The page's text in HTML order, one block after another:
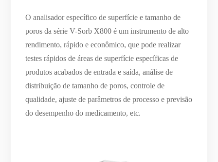
O analisador específico de superfície e tamanho de
poros da série V-Sorb X800 é um instrumento de alto
rendimento, rápido e econômico, que pode realizar
testes rápidos de áreas de superfície específicas de
produtos acabados de entrada e saída, análise de
distribuição de tamanho de poros, controle de
qualidade, ajuste de parâmetros de processo e previsão
do desempenho do medicamento, etc.